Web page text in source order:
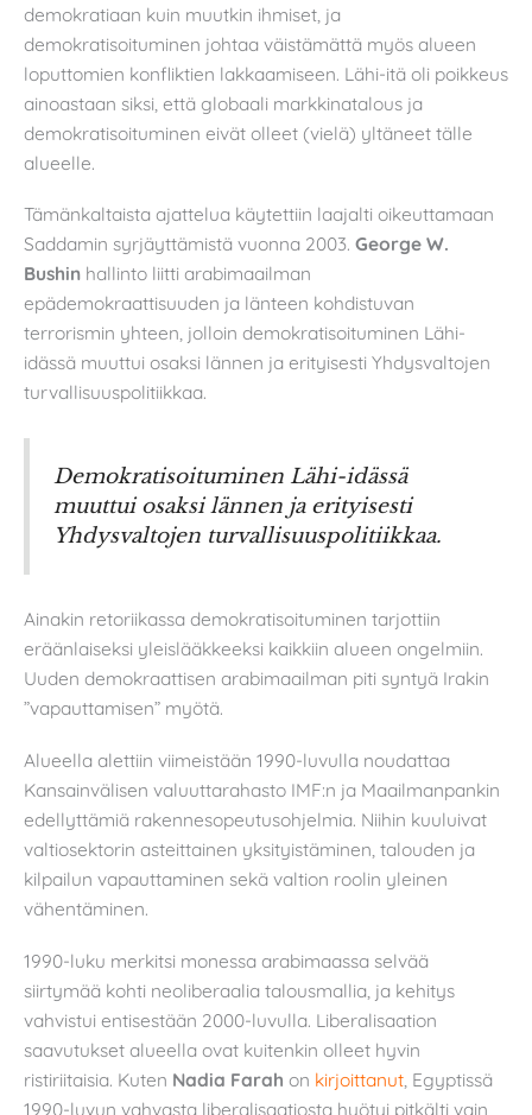
demokratiaan kuin muutkin ihmiset, ja
demokratisoituminen johtaa väistämättä myös alueen
loputtomien konfliktien lakkaamiseen. Lähi-itä oli poikkeus
ainoastaan siksi, että globaali markkinatalous ja
demokratisoituminen eivät olleet (vielä) yltäneet tälle
alueelle.
Tämänkaltaista ajattelua käytettiin laajalti oikeuttamaan
Saddamin syrjäyttämistä vuonna 2003. George W.
Bushin hallinto liitti arabimaailman
epädemokraattisuuden ja länteen kohdistuvan
terrorismin yhteen, jolloin demokratisoituminen Lähi-
idässä muuttui osaksi lännen ja erityisesti Yhdysvaltojen
turvallisuuspolitiikkaa.
Demokratisoituminen Lähi-idässä
muuttui osaksi lännen ja erityisesti
Yhdysvaltojen turvallisuuspolitiikkaa.
Ainakin retoriikassa demokratisoituminen tarjottiin
eräänlaiseksi yleislääkkeeksi kaikkiin alueen ongelmiin.
Uuden demokraattisen arabimaailman piti syntyä Irakin
”vapauttamisen” myötä.
Alueella alettiin viimeistään 1990-luvulla noudattaa
Kansainvälisen valuuttarahasto IMF:n ja Maailmanpankin
edellyttämiä rakennesopeutusohjelmia. Niihin kuuluivat
valtiosektorin asteittainen yksityistäminen, talouden ja
kilpailun vapauttaminen sekä valtion roolin yleinen
vähentäminen.
1990-luku merkitsi monessa arabimaassa selvää
siirtymää kohti neoliberaalia talousmallia, ja kehitys
vahvistui entisestään 2000-luvulla. Liberalisaation
saavutukset alueella ovat kuitenkin olleet hyvin
ristiriitaisia. Kuten Nadia Farah on kirjoittanut , Egyptissä
1990-luvun vahvasta liberalisaatiosta hyötyi pitkälti vain